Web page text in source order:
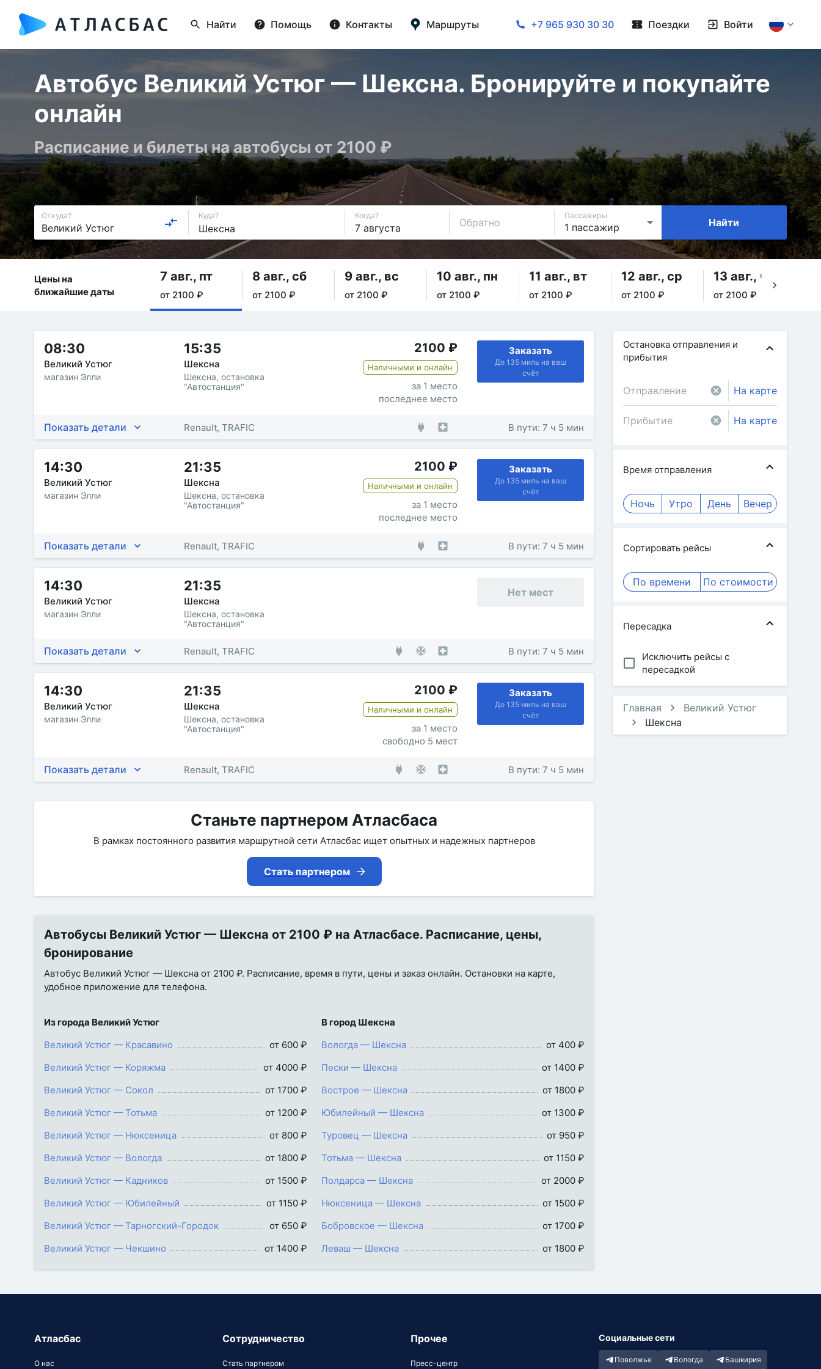
Найти Помощь Контакты Маршруты +7 965 930 30 30 Поездки Войти
Автобус Великий Устюг — Шексна. Бронируйте и покупайте
онлайн
Расписание и билеты на автобусы от 2100 ₽
Откуда? Куда? Когда?
Обратно
Пассажиры
Найти
Цены на
ближайшие даты
7 авг., пт
от 2100 ₽
8 авг., сб
от 2100 ₽
9 авг., вс
от 2100 ₽
10 авг., пн
от 2100 ₽
11 авг., вт
от 2100 ₽
12 авг., ср
от 2100 ₽
13 авг., чт
от 2100 ₽
08:30
Великий Устюг
магазин Элли
15:35
Шексна
Шексна, остановка
"Автостанция"
2100 ₽
Наличными и онлайн
за 1 место
последнее место
Заказать
До 135 миль на ваш
счёт
Показать детали Renault, TRAFIC В пути: 7 ч 5 мин
14:30
Великий Устюг
магазин Элли
21:35
Шексна
Шексна, остановка
"Автостанция"
2100 ₽
Наличными и онлайн
за 1 место
последнее место
Заказать
До 135 миль на ваш
счёт
Показать детали Renault, TRAFIC В пути: 7 ч 5 мин
14:30
Великий Устюг
магазин Элли
21:35
Шексна
Шексна, остановка
"Автостанция"
Нет мест
Показать детали Renault, TRAFIC В пути: 7 ч 5 мин
14:30
Великий Устюг
магазин Элли
21:35
Шексна
Шексна, остановка
"Автостанция"
2100 ₽
Наличными и онлайн
за 1 место
свободно 5 мест
Заказать
До 135 миль на ваш
счёт
Показать детали Renault, TRAFIC В пути: 7 ч 5 мин
Станьте партнером Атласбаса
В рамках постоянного развития маршрутной сети Атласбас ищет опытных и надежных партнеров
Стать партнером
Автобусы Великий Устюг — Шексна от 2100 ₽ на Атласбасе. Расписание, цены,
бронирование
Автобус Великий Устюг — Шексна от 2100 ₽. Расписание, время в пути, цены и заказ онлайн. Остановки на карте,
удобное приложение для телефона.
Из города Великий Устюг
Великий Устюг — Красавино
от 600 ₽
Великий Устюг — Коряжма
от 4000 ₽
Великий Устюг — Сокол
от 1700 ₽
Великий Устюг — Тотьма
от 1200 ₽
Великий Устюг — Нюксеница
от 800 ₽
Великий Устюг — Вологда
от 1800 ₽
Великий Устюг — Кадников
от 1500 ₽
Великий Устюг — Юбилейный
от 1150 ₽
Великий Устюг — Тарногский-Городок
от 650 ₽
Великий Устюг — Чекшино
от 1400 ₽
В город Шексна
Вологда — Шексна
от 400 ₽
Пески — Шексна
от 1400 ₽
Вострое — Шексна
от 1800 ₽
Юбилейный — Шексна
от 1300 ₽
Туровец — Шексна
от 950 ₽
Тотьма — Шексна
от 1150 ₽
Полдарса — Шексна
от 2000 ₽
Нюксеница — Шексна
от 1500 ₽
Бобровское — Шексна
от 1700 ₽
Леваш — Шексна
от 1800 ₽
Остановка отправления и
прибытия
На карте
На карте
Время отправления
Ночь Утро День Вечер
Сортировать рейсы
По времени По стоимости
Пересадка
Исключить рейсы с
пересадкой
Главная
Великий Устюг
Шексна
Атласбас
О нас
Сотрудничество
Стать партнером
Прочее
Пресс-центр
Социальные сети
Поволжье Вологда Башкирия